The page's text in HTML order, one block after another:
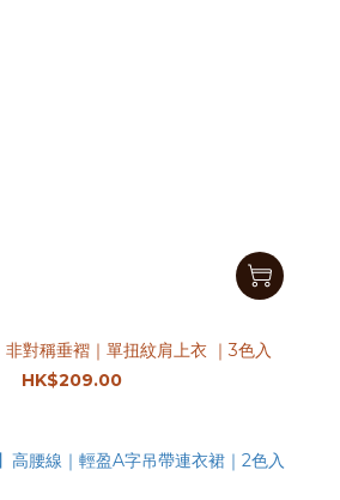
非對稱垂褶｜單扭紋肩上衣 ｜3色入
HK$209.00